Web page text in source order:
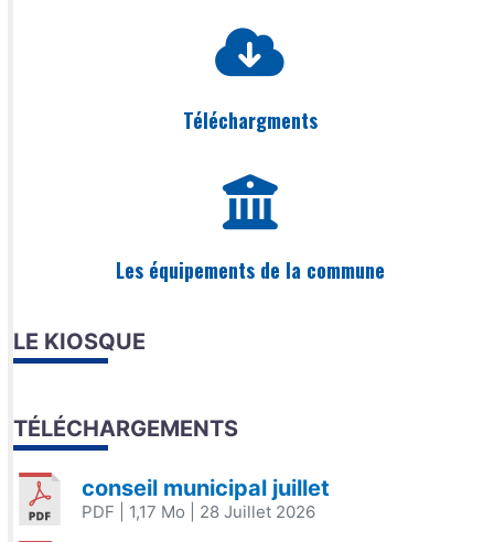
Téléchargments
Les équipements de la commune
LE KIOSQUE
TÉLÉCHARGEMENTS
conseil municipal juillet
PDF | 1,17 Mo | 28 Juillet 2026